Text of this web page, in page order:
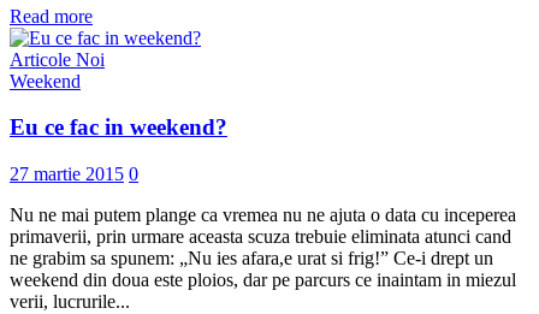
Read more
Articole Noi
Weekend
Eu ce fac in weekend?
27 martie 2015 0
Nu ne mai putem plange ca vremea nu ne ajuta o data cu inceperea
primaverii, prin urmare aceasta scuza trebuie eliminata atunci cand
ne grabim sa spunem: „Nu ies afara,e urat si frig!” Ce-i drept un
weekend din doua este ploios, dar pe parcurs ce inaintam in miezul
verii, lucrurile...